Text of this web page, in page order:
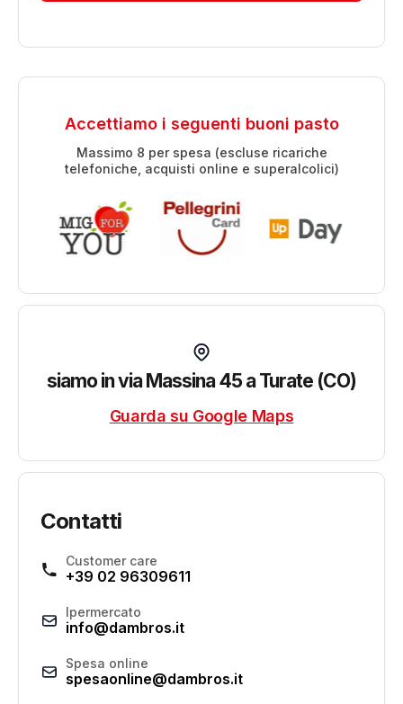
Accettiamo i seguenti buoni pasto
Massimo 8 per spesa (escluse ricariche
telefoniche, acquisti online e superalcolici)
siamo in via Massina 45 a Turate (CO)
Guarda su Google Maps
Contatti
Customer care
+39 02 96309611
Ipermercato
info@dambros.it
Spesa online
spesaonline@dambros.it